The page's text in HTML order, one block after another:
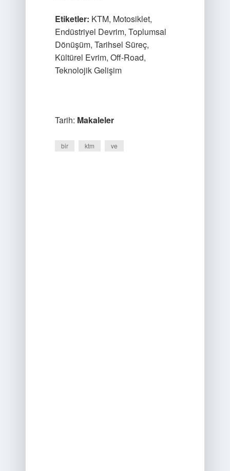
Etiketler: KTM, Motosiklet,
Endüstriyel Devrim, Toplumsal
Dönüşüm, Tarihsel Süreç,
Kültürel Evrim, Off-Road,
Teknolojik Gelişim
Tarih: Makaleler
bir ktm ve